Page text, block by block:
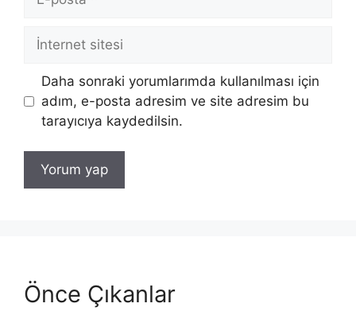
posta
İnternet
sitesi
Daha sonraki yorumlarımda kullanılması için
adım, e-posta adresim ve site adresim bu
tarayıcıya kaydedilsin.
Önce Çıkanlar